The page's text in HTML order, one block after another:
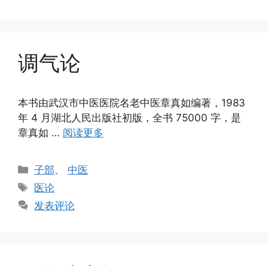
调气论
本书由武汉市中医医院名老中医章真如编著，1983
年 4 月湖北人民出版社初版，全书 75000 字，是
章真如 … 阅读更多
分
类
子部、 中医
标
签
医论
发表评论